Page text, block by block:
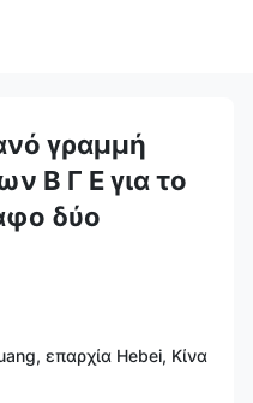
γραμμή
Β Γ Ε για το
δύο
επαρχία Hebei, Κίνα